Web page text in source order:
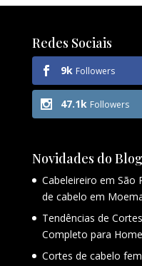
Redes Sociais
9k Followers
47.1k Followers
Novidades do Blog
Cabeleireiro em São
de cabelo em
Tendências de
Completo para
Cortes de cabelo